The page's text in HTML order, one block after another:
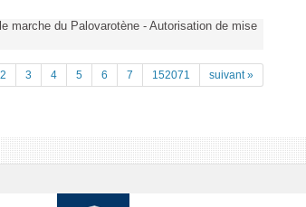
marche du Palovarotène - Autorisation de mise
2 3 4 5 6 7 152071 suivant »